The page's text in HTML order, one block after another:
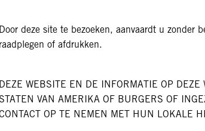
Door deze site te bezoeken, aanvaardt u zonder
raadplegen of afdrukken.
DEZE WEBSITE EN DE INFORMATIE OP
STATEN VAN AMERIKA OF BURGERS OF
OP TE NEMEN MET HUN LOKALE